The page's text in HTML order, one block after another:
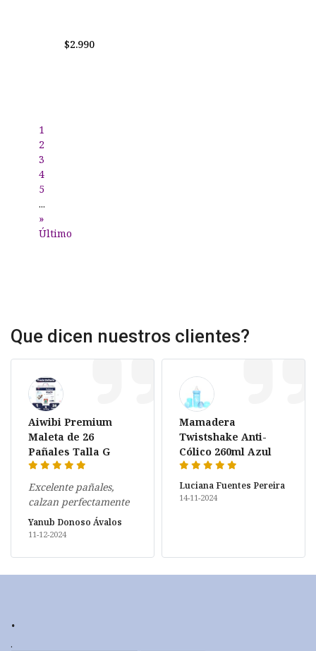
$2.990
1
2
3
4
5
...
»
Último
Que dicen nuestros clientes?
Aiwibi Premium
Maleta de 26
Pañales Talla G
Excelente pañales,
calzan perfectamente
Yanub Donoso Ávalos
11-12-2024
Mamadera
Twistshake Anti-
Cólico 260ml Azul
Luciana Fuentes Pereira
14-11-2024
.
.